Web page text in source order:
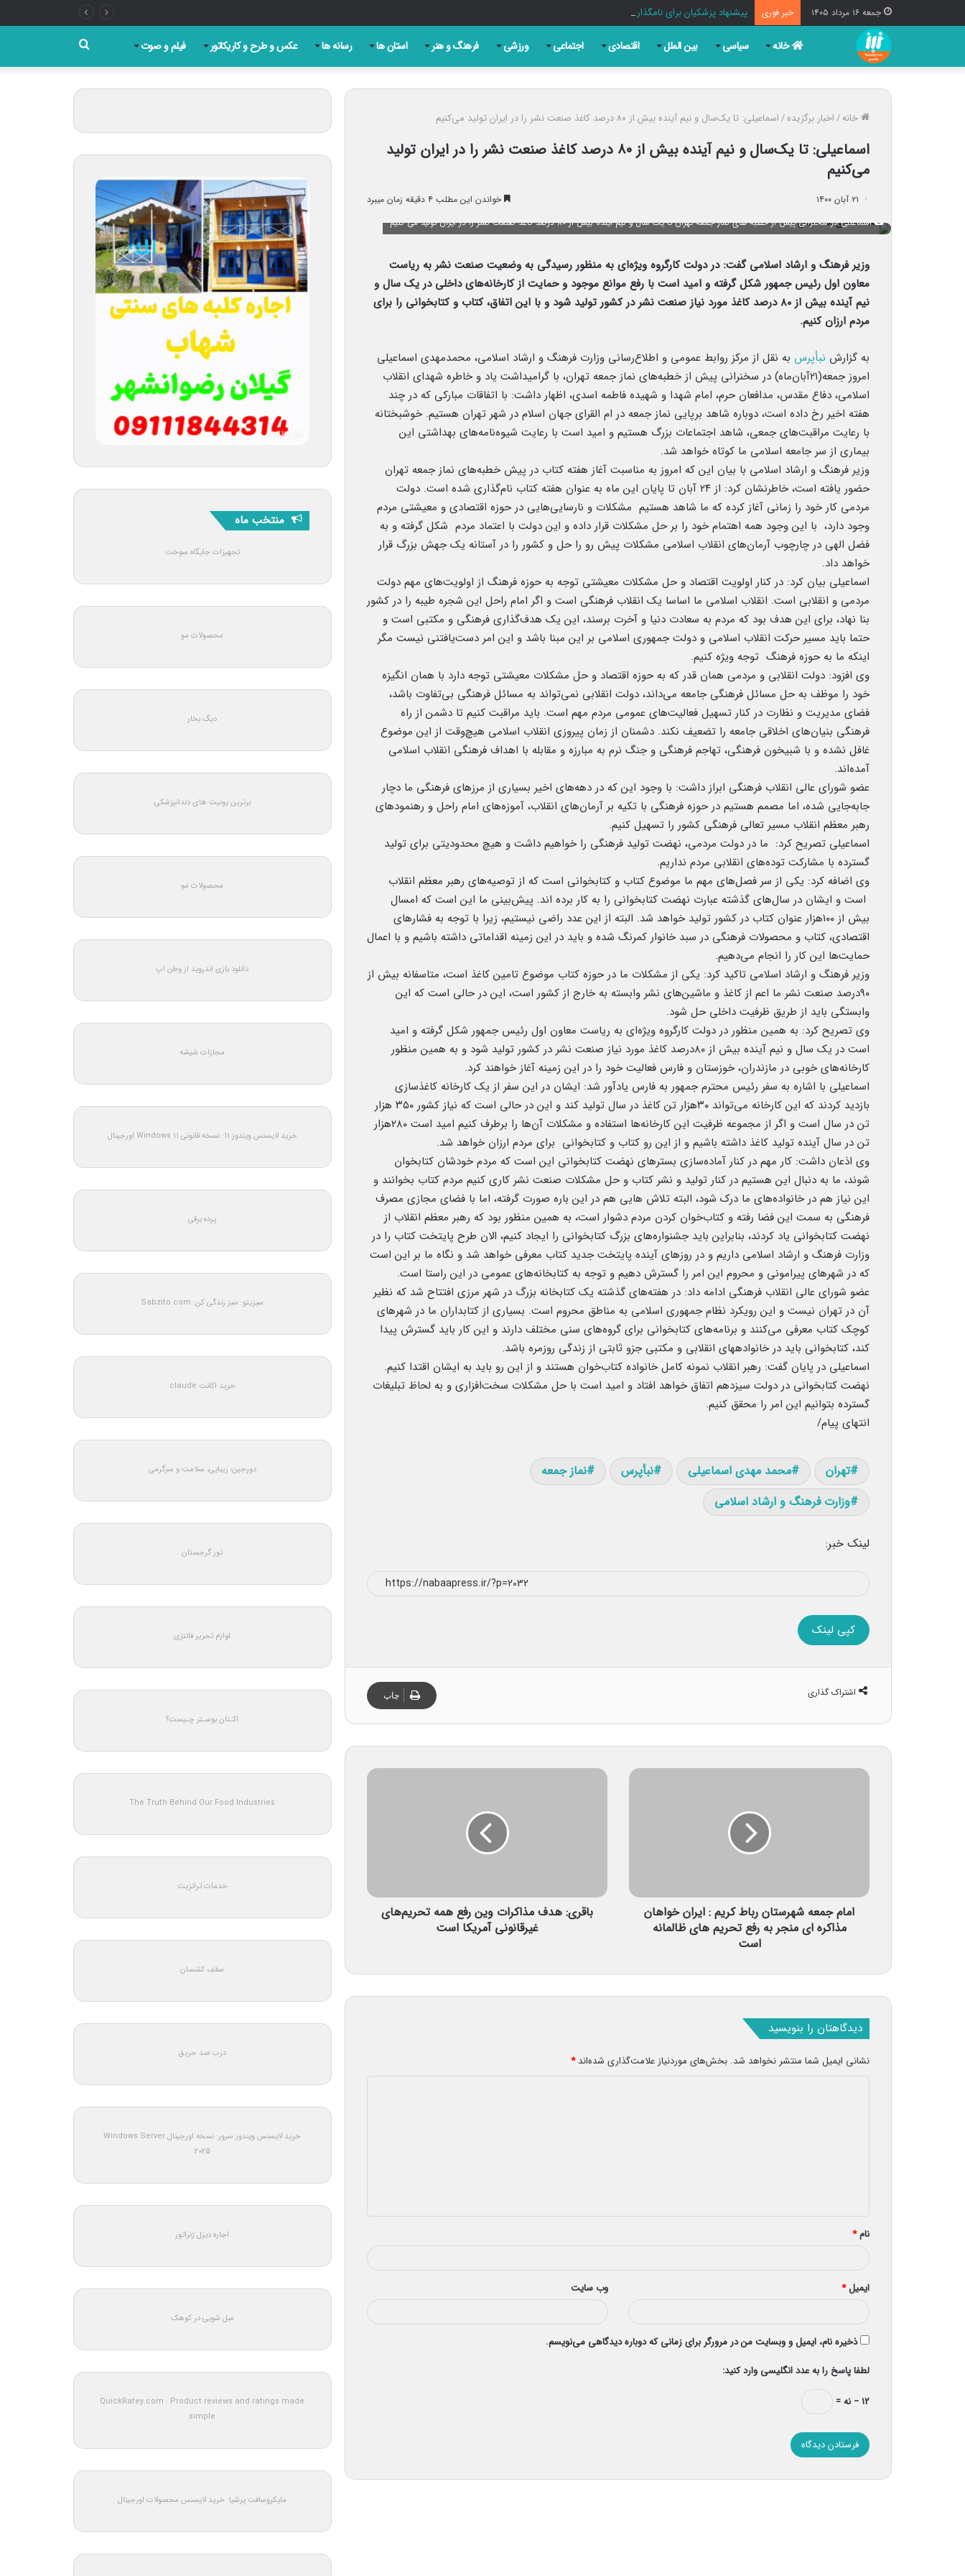
جمعه ۱۶ مرداد ۱۴۰۵ خبر فوری پیشنهاد پزشکیان برای نامگذاری روز تبریز به بهانه سالروز مشروطه
خانه سیاسی بین الملل اقتصادی اجتماعی ورزشی فرهنگ و هنر استان ها رسانه ها عکس و طرح و کاریکاتور فیلم و صوت
برای
خانه/اخبار برگزیده/اسماعیلی: تا یک‌سال‌ و نیم آینده بیش از ٨٠ درصد کاغذ صنعت نشر را در ایران تولید می‌کنیم
اسماعیلی: تا یک‌سال‌ و نیم آینده بیش از ٨٠ درصد کاغذ صنعت نشر را در ایران تولید
می‌کنیم
۲۱ آبان ۱۴۰۰ خواندن این مطلب ۴ دقیقه زمان میبرد
اسماعیلی در سخنرانی پیش از خطبه های نماز جمعه تهران تا یک سال و نیم آینده بیش از ٨٠ درصد کاغذ صنعت نشر را در ایران تولید می کنیم
وزیر فرهنگ و ارشاد اسلامی گفت: در دولت کارگروه ویژه‌ای به منظور رسیدگی به وضعیت صنعت نشر به ریاست
معاون اول رئیس جمهور شکل گرفته و امید است با رفع موانع موجود و حمایت از کارخانه‌های داخلی در یک سال و
نیم آینده بیش از ۸۰ درصد کاغذ مورد نیاز صنعت نشر در کشور تولید شود و با این اتفاق، کتاب و کتابخوانی را برای
مردم ارزان‌ کنیم.
به گزارش نبأپرس به نقل از مرکز روابط عمومی و اطلاع‌رسانی وزارت فرهنگ و ارشاد اسلامی، محمدمهدی اسماعیلی
امروز جمعه(۲۱آبان‌ماه) در سخنرانی پیش از خطبه‌های نماز جمعه تهران، با گرامیداشت یاد و خاطره شهدای انقلاب
اسلامی، دفاع مقدس، مدافعان حرم، امام شهدا و شهیده فاطمه اسدی، اظهار داشت: با اتفاقات مبارکی که در چند
هفته اخیر رخ داده است، دوباره شاهد برپایی نماز جمعه در ام القرای جهان اسلام در شهر تهران هستیم. خوشبختانه
با رعایت مراقبت‌های جمعی، شاهد اجتماعات بزرگ هستیم و امید است با رعایت شیوه‌نامه‌های بهداشتی این
بیماری از سر جامعه اسلامی ما کوتاه خواهد شد.
وزیر فرهنگ و ارشاد اسلامی با بیان این که امروز به مناسبت آغاز هفته کتاب در پیش خطبه‌های نماز جمعه تهران
حضور یافته است، خاطرنشان کرد: از ۲۴ آبان‌ تا پایان این ماه به عنوان هفته کتاب نام‌گذاری شده است. دولت
مردمی کار خود را زمانی آغاز کرده که ما شاهد هستیم مشکلات و نارسایی‌هایی در حوزه اقتصادی و معیشتی مردم
وجود دارد، با این وجود همه اهتمام خود را بر حل مشکلات قرار داده و این دولت با اعتماد مردم شکل گرفته و به
فضل الهی در چارچوب آرمان‌های انقلاب اسلامی مشکلات پیش رو را حل و کشور را در آستانه‌ یک جهش بزرگ قرار
خواهد داد.
اسماعیلی بیان کرد: در کنار اولویت اقتصاد و حل مشکلات معیشتی توجه به حوزه فرهنگ از اولویت‌های مهم دولت
مردمی و انقلابی است. انقلاب اسلامی ما اساسا یک انقلاب فرهنگی است و اگر امام راحل این شجره طیبه را در کشور
بنا نهاد، برای این هدف بود که مردم به سعادت دنیا و آخرت برسند، این یک هدف‌گذاری فرهنگی و مکتبی است و
حتما باید مسیر حرکت انقلاب اسلامی و دولت جمهوری اسلامی بر این مبنا باشد و این امر دست‌یافتنی نیست مگر
اینکه ما به حوزه فرهنگ توجه ویژه کنیم.
وی افزود: دولت انقلابی و مردمی همان قدر که به حوزه اقتصاد و حل مشکلات معیشتی توجه دارد با همان انگیزه
خود را موظف به حل مسائل فرهنگی جامعه می‌داند، دولت انقلابی نمی‌تواند به مسائل فرهنگی بی‌تفاوت باشد،
فضای مدیریت و نظارت در کنار تسهیل فعالیت‌های عمومی مردم مهم است. باید مراقبت کنیم تا دشمن از راه
فرهنگی بنیان‌های اخلاقی جامعه را تضعیف نکند. دشمنان از زمان پیروزی انقلاب اسلامی هیچ‌وقت از این موضوع
غافل نشده و با شبیخون فرهنگی، تهاجم فرهنگی و جنگ نرم به مبارزه و مقابله با اهداف فرهنگی انقلاب اسلامی
آمده‌اند.
عضو شورای عالی انقلاب فرهنگی ابراز داشت: با وجود این که در دهه‌های اخیر بسیاری از مرزهای فرهنگی ما دچار
جابه‌جایی شده، اما مصمم هستیم در حوزه فرهنگی با تکیه بر آرمان‌های انقلاب، آموزه‌های امام راحل و رهنمودهای
رهبر معظم انقلاب مسیر تعالی فرهنگی کشور را تسهیل کنیم.
اسماعیلی تصریح کرد: ما در دولت مردمی، نهضت تولید فرهنگی را خواهیم داشت و هیچ محدودیتی برای تولید
گسترده با مشارکت توده‌های انقلابی مردم نداریم.
وی اضافه کرد: یکی از سر فصل‌های مهم ما موضوع کتاب و کتابخوانی است که از توصیه‌های رهبر معظم انقلاب
است و ایشان در سال‌های گذشته عبارت نهضت کتابخوانی را به کار برده اند. پیش‌بینی ما این است که امسال
بیش از ۱۰۰هزار عنوان کتاب در کشور تولید خواهد شد. البته از این عدد راضی نیستیم، زیرا با توجه به فشارهای
اقتصادی، کتاب و محصولات فرهنگی در سبد خانوار کمرنگ شده و باید در این زمینه اقداماتی داشته باشیم و با اعمال
حمایت‌ها این کار را انجام می‌دهیم.
وزیر فرهنگ و ارشاد اسلامی تاکید کرد: یکی از مشکلات ما در حوزه کتاب موضوع تامین کاغذ است، متاسفانه بیش از
۹۰درصد صنعت نشر ما اعم از کاغذ و ماشین‌های نشر وابسته به خارج از کشور است، این در حالی است که این
وابستگی باید از طریق ظرفیت داخلی حل شود.
وی تصریح کرد: به همین منظور در دولت کارگروه ویژه‌ای به ریاست معاون اول رئیس جمهور شکل گرفته و امید
است در یک سال و نیم آینده بیش از ۸۰درصد کاغذ مورد نیاز صنعت نشر در کشور تولید شود و به همین منظور
کارخانه‌های خوبی در مازندران، خوزستان و فارس فعالیت خود را در این زمینه آغاز خواهند کرد.
اسماعیلی با اشاره به سفر رئیس محترم جمهور به فارس یادآور شد: ایشان در این سفر از یک کارخانه کاغذسازی
بازدید کردند که این کارخانه می‌تواند ۳۰هزار تن کاغذ در سال تولید کند و این در حالی است که نیاز کشور ۳۵۰ هزار
تن در سال است و اگر از مجموعه ظرفیت این کارخانه‌ها استفاده و مشکلات آن‌ها را برطرف کنیم امید است ۲۸۰هزار
تن در سال آینده تولید کاغذ داشته باشیم و از این رو کتاب و کتابخوانی برای مردم ارزان‌ خواهد شد.
وی اذعان داشت: کار مهم در کنار آماده‌سازی بسترهای نهضت کتابخوانی این است که مردم خودشان کتابخوان
شوند، ما به دنبال این هستیم در کنار تولید و نشر کتاب و حل مشکلات صنعت نشر کاری کنیم مردم کتاب بخوانند و
این نیاز هم در خانواده‌های ما درک شود، البته تلاش هایی هم در این باره صورت گرفته، اما با فضای مجازی مصرف
فرهنگی به سمت این فضا رفته و کتاب‌خوان کردن مردم دشوار است، به همین منظور بود که رهبر معظم انقلاب از
نهضت کتابخوانی یاد کردند، بنابراین باید جشنواره‌های بزرگ کتابخوانی را ایجاد کنیم، الان طرح پایتخت کتاب را در
وزارت فرهنگ و ارشاد اسلامی داریم و در روزهای آینده پایتخت جدید کتاب معرفی خواهد شد و نگاه ما بر این است
که در شهرهای پیرامونی و محروم این امر را گسترش دهیم و توجه به کتابخانه‌های عمومی در این راستا است.
عضو شورای عالی انقلاب فرهنگی ادامه داد: در هفته‌های گذشته یک کتابخانه بزرگ در شهر مرزی افتتاح شد که نظیر
آن در تهران نیست و این رویکرد نظام جمهوری اسلامی به مناطق محروم است. بسیاری از کتابداران ما در شهرهای
کوچک کتاب معرفی می‌کنند و برنامه‌های کتابخوانی برای گروه‌های سنی مختلف دارند و این کار باید گسترش پیدا
کند، کتابخوانی باید در خانواده‎های انقلابی و مکتبی جزو ثابتی از زندگی روزمره باشد.
اسماعیلی در پایان گفت: رهبر انقلاب نمونه کامل خانواده کتاب‌خوان هستند و از این رو باید به ایشان اقتدا کنیم.
نهضت کتابخوانی در دولت سیزدهم اتفاق خواهد افتاد و امید است با حل مشکلات سخت‌افزاری و به لحاظ تبلیغات
گسترده بتوانیم این امر را محقق کنیم.
انتهای پیام/
تهران محمد مهدی اسماعیلی نبأپرس
نماز جمعه
وزارت فرهنگ و ارشاد اسلامی
لینک خبر:
کپی لینک
اشتراک گذاری چاپ
امام جمعه شهرستان رباط کریم : ایران خواهان
مذاکره ای منجر به رفع تحریم های ظالمانه
است
باقری: هدف مذاکرات وین رفع همه تحریم‌های
غیرقانونی آمریکا است
دیدگاهتان را بنویسید
نشانی ایمیل شما منتشر نخواهد شد. بخش‌های موردنیاز علامت‌گذاری شده‌اند*
*
نام*
ایمیل* وب‌ سایت
ذخیره نام، ایمیل و وبسایت من در مرورگر برای زمانی که دوباره دیدگاهی می‌نویسم.
لطفا پاسخ را به عدد انگلیسی وارد کنید:
۱۲ − نه =
منتخب ماه
تجهیزات جایگاه سوخت
محصولات مو
دیگ بخار
برترین یونیت های دندانپزشکی
محصولات مو
دانلود بازی اندروید از وطن اپ
مجازات شیشه
خرید لایسنس ویندوز 11: نسخه قانونی Windows 11 اورجینال
پرده برقی
سبزیتو: سبز زندگی کن: Sabzito.com
خرید اکانت claude
دورجین؛ زیبایی، سلامت و سرگرمی
تور گرجستان
لوازم تحریر فانتزی
اکـتان بوسـتر چـیست؟
The Truth Behind Our Food Industries
خدمات ترانزیت
سقف کشسان
درب ضد حریق
خرید لایسنس ویندوز سرور: نسخه اورجینال Windows Server
2025
اجاره دیزل ژنراتور
مبل شویی در کوهک
QuickRatey.com : Product reviews and ratings made
simple
مایکروسافت پرشیا: خرید لایسنس محصولات اورجینال